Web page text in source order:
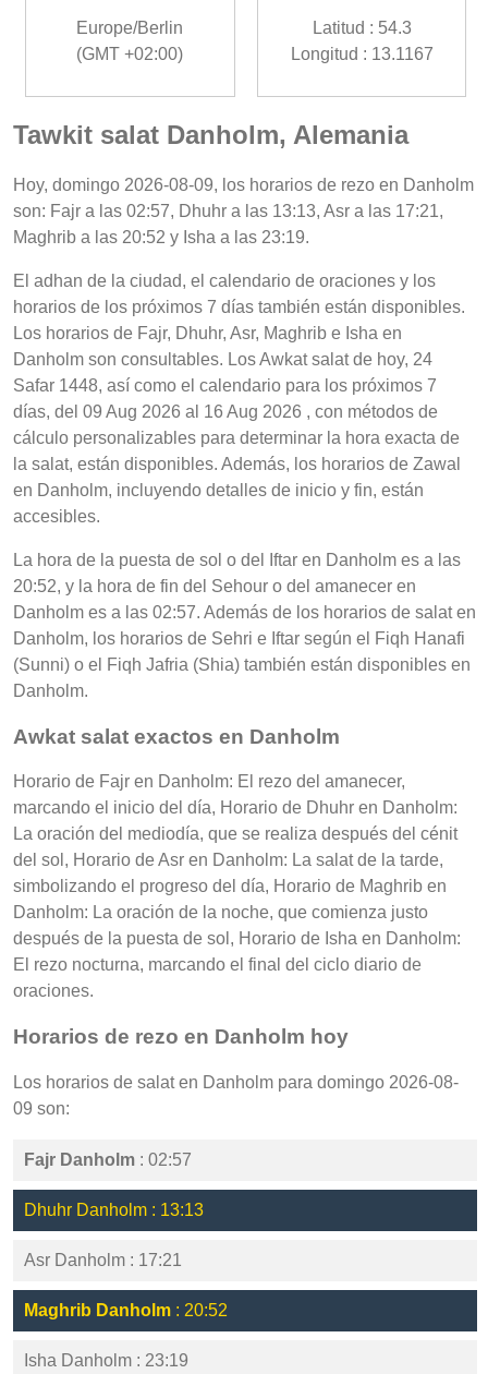
Europe/Berlin
(GMT +02:00)
Latitud : 54.3
Longitud : 13.1167
Tawkit salat Danholm, Alemania
Hoy, domingo 2026-08-09, los horarios de rezo en Danholm
son: Fajr a las 02:57, Dhuhr a las 13:13, Asr a las 17:21,
Maghrib a las 20:52 y Isha a las 23:19.
El adhan de la ciudad, el calendario de oraciones y los
horarios de los próximos 7 días también están disponibles.
Los horarios de Fajr, Dhuhr, Asr, Maghrib e Isha en
Danholm son consultables. Los Awkat salat de hoy, 24
Safar 1448, así como el calendario para los próximos 7
días, del 09 Aug 2026 al 16 Aug 2026 , con métodos de
cálculo personalizables para determinar la hora exacta de
la salat, están disponibles. Además, los horarios de Zawal
en Danholm, incluyendo detalles de inicio y fin, están
accesibles.
La hora de la puesta de sol o del Iftar en Danholm es a las
20:52, y la hora de fin del Sehour o del amanecer en
Danholm es a las 02:57. Además de los horarios de salat en
Danholm, los horarios de Sehri e Iftar según el Fiqh Hanafi
(Sunni) o el Fiqh Jafria (Shia) también están disponibles en
Danholm.
Awkat salat exactos en Danholm
Horario de Fajr en Danholm: El rezo del amanecer,
marcando el inicio del día, Horario de Dhuhr en Danholm:
La oración del mediodía, que se realiza después del cénit
del sol, Horario de Asr en Danholm: La salat de la tarde,
simbolizando el progreso del día, Horario de Maghrib en
Danholm: La oración de la noche, que comienza justo
después de la puesta de sol, Horario de Isha en Danholm:
El rezo nocturna, marcando el final del ciclo diario de
oraciones.
Horarios de rezo en Danholm hoy
Los horarios de salat en Danholm para domingo 2026-08-
09 son:
Fajr Danholm : 02:57
Dhuhr Danholm : 13:13
Asr Danholm : 17:21
Maghrib Danholm : 20:52
Isha Danholm : 23:19